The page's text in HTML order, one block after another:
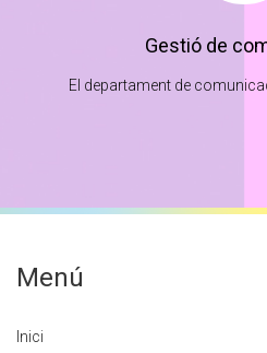
Gestió de
El departament de
Menú
Inici